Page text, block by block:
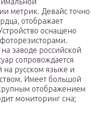
метрик. Девайс точно
отображает
оснащено
заводе российской
сопровождается
русском языке и
Имеет большой
отображением
мониторинг сна;